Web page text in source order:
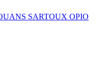
SARTOUX OPIO